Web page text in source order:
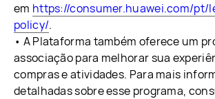
em https://consumer.huawei.com/pt/
policy/.
• A Plataforma também oferece um
associação para melhorar sua
compras e atividades. Para mais
detalhadas sobre esse programa,